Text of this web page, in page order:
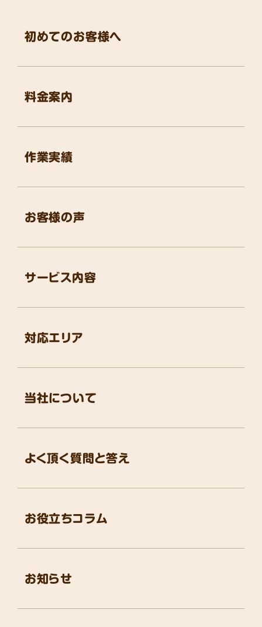
初めてのお客様へ
料金案内
作業実績
お客様の声
お役立ちコラム
よく頂く質問と答え
お知らせ
サービス内容
対応エリア
当社について